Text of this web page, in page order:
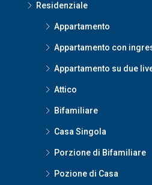
Residenziale
Appartamento
Appartamento con
Appartamento su due
Attico
Bifamiliare
Casa Singola
Porzione di Bifamiliare
Pozione di Casa